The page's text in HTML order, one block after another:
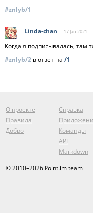
#znlyb/1
Linda-chan 17 Jan 2021
Когда я подписывалась, там
#znlyb/2 в ответ на /1
О проекте
Правила
Добро
Справка
Команды
API
Markdown
© 2010–2026 Point.im team